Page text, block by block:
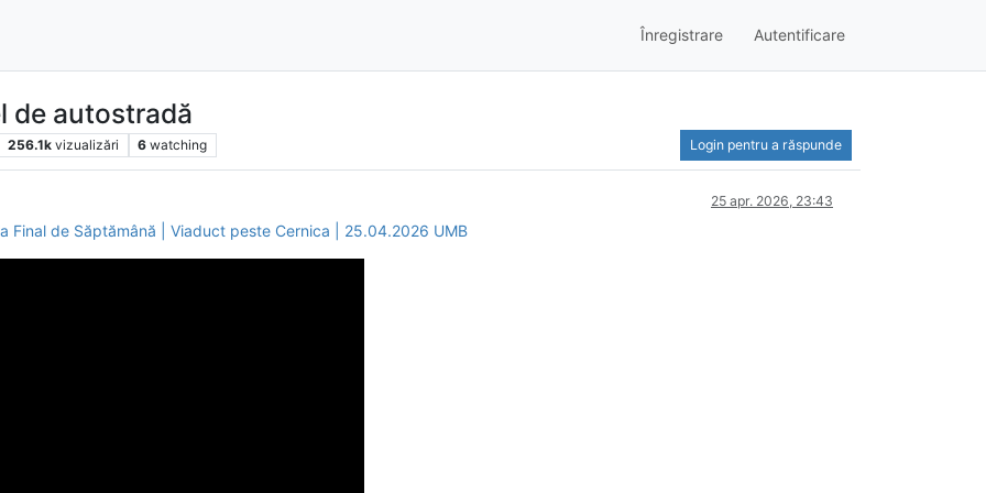
Înregistrare Autentificare
de autostradă
256.1k vizualizări 6 watching Login pentru a răspunde
25 apr. 2026, 23:43
Final de Săptămână | Viaduct peste Cernica | 25.04.2026 UMB